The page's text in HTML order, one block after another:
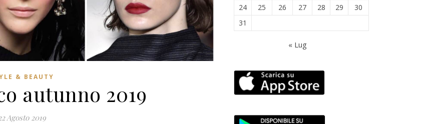
& BEAUTY
autunno 2019
Agosto 2019
24
25 26 27 28 29
30
31
« Lug